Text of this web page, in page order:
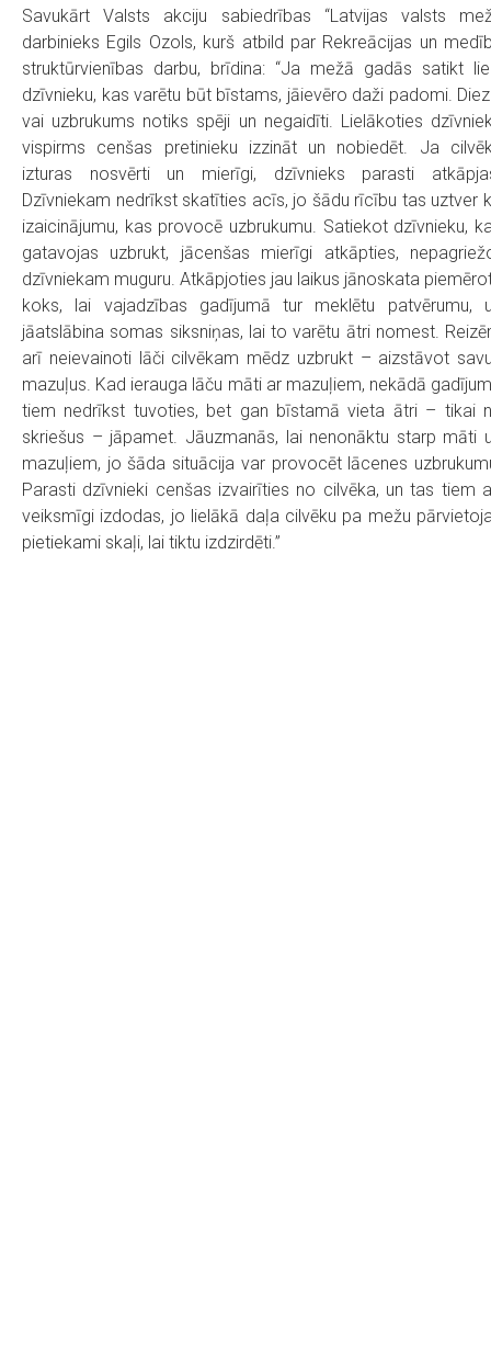
Savukārt Valsts akciju sabiedrības “Latvijas valsts
darbinieks Egils Ozols, kurš atbild par Rekreācijas un
struktūrvienības darbu, brīdina: “Ja mežā gadās satikt
dzīvnieku, kas varētu būt bīstams, jāievēro daži padomi.
vai uzbrukums notiks spēji un negaidīti. Lielākoties
vispirms cenšas pretinieku izzināt un nobiedēt. Ja
izturas nosvērti un mierīgi, dzīvnieks parasti
Dzīvniekam nedrīkst skatīties acīs, jo šādu rīcību tas uztver
izaicinājumu, kas provocē uzbrukumu. Satiekot dzīvnieku,
gatavojas uzbrukt, jācenšas mierīgi atkāpties,
dzīvniekam muguru. Atkāpjoties jau laikus jānoskata
koks, lai vajadzības gadījumā tur meklētu patvērumu,
jāatslābina somas siksniņas, lai to varētu ātri nomest.
arī neievainoti lāči cilvēkam mēdz uzbrukt – aizstāvot
mazuļus. Kad ierauga lāču māti ar mazuļiem, nekādā
tiem nedrīkst tuvoties, bet gan bīstamā vieta ātri – tikai
skriešus – jāpamet. Jāuzmanās, lai nenonāktu starp māti
mazuļiem, jo šāda situācija var provocēt lācenes
Parasti dzīvnieki cenšas izvairīties no cilvēka, un tas tiem
veiksmīgi izdodas, jo lielākā daļa cilvēku pa mežu
pietiekami skaļi, lai tiktu izdzirdēti.”